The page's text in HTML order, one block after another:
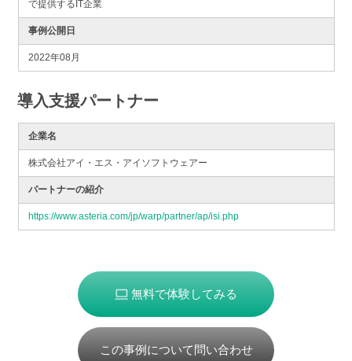
で提供するIT企業
事例公開日
2022年08月
導入支援パートナー
企業名
株式会社アイ・エス・アイソフトウェアー
パートナーの紹介
https://www.asteria.com/jp/warp/partner/ap/isi.php
無料で体験してみる
この事例について問い合わせ